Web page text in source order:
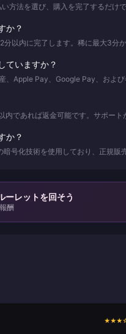
方法を選び、購入を完了するだけ
か？
以内に完了します。稀に最大3分か
ていますか？
Apple Pay、Google Pay、および
であれば返金可能です。サポー
か？
号化技術を使用しており、正規
ーレットを回そう
酬
★★★